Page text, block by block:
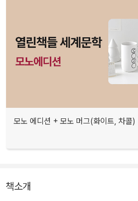
모노 에디션 + 모노 머그(화이트, 차콜)
책소개